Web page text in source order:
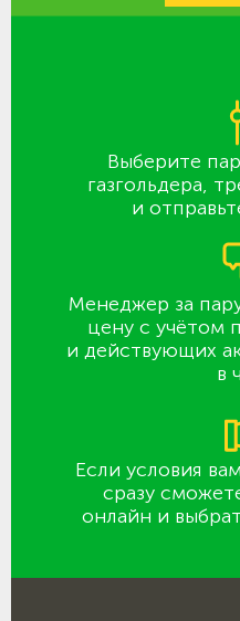
Выберите
газгольдера,
и
Менеджер за
цену с учётом
и действующих
в
Если условия
сразу
онлайн и